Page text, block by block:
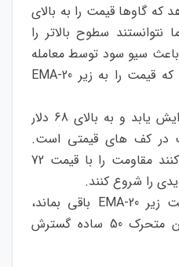
دهد که گاوها قیمت را به بالای
اما نتوانستند سطوح بالاتر را
سیو سود توسط معامله
گران کوتاه مدت شده باشد که قیمت را به زیر 20-EMA
اگر قیمت از سطح فعلی افزایش یابد و به بالای 68 دلار
در کف های قیمتی است.
خریداران سپس سعی می کنند مقاومت را با قیمت 72
را شروع کنند.
برخلاف این فرض، اگر قیمت زیر 20-EMA باقی بماند،
اصلاح می تواند تا میانگین متحرک 50 ساده گسترش